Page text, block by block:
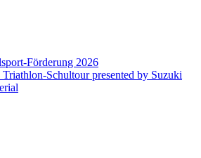
Förderung 2026
Schultour presented by Suzuki